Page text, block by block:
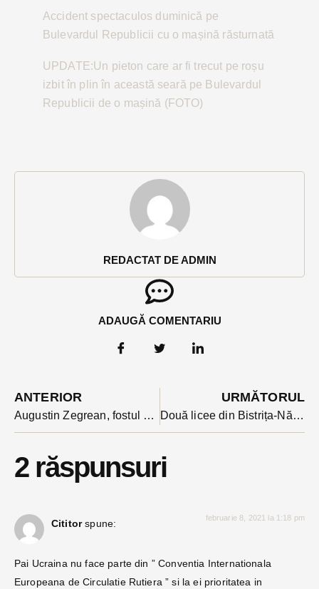
REDACTAT DE ADMIN
ADAUGĂ COMENTARIU
Accident spectaculos duminică pe
Bulevardul Republicii cu o mașină răsturnată
UPDATE:Un pieton care ar fi trecut pe roșu
izbit în plin în această seară pe Bulevardul
Republicii de o mașină (FOTO)
ANTERIOR
Augustin Zegrean, fostul președinte al CCR la Bex TV: ”am mari îndoieli că cei care vor sa faca reforma justiției știu și ce să facă”
URMĂTORUL
Două licee din Bistrița-Năsăud au devenit școli pilot pentru programul de educație media.
2 răspunsuri
Cititor spune: februarie 8, 2021 la 1:18 pm
Pai Ucraina nu face parte din ” Conventia Internationala
Europeana de Circulatie Rutiera ” si la ei prioritatea in